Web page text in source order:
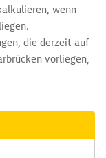
wenn
die derzeit auf
vorliegen,